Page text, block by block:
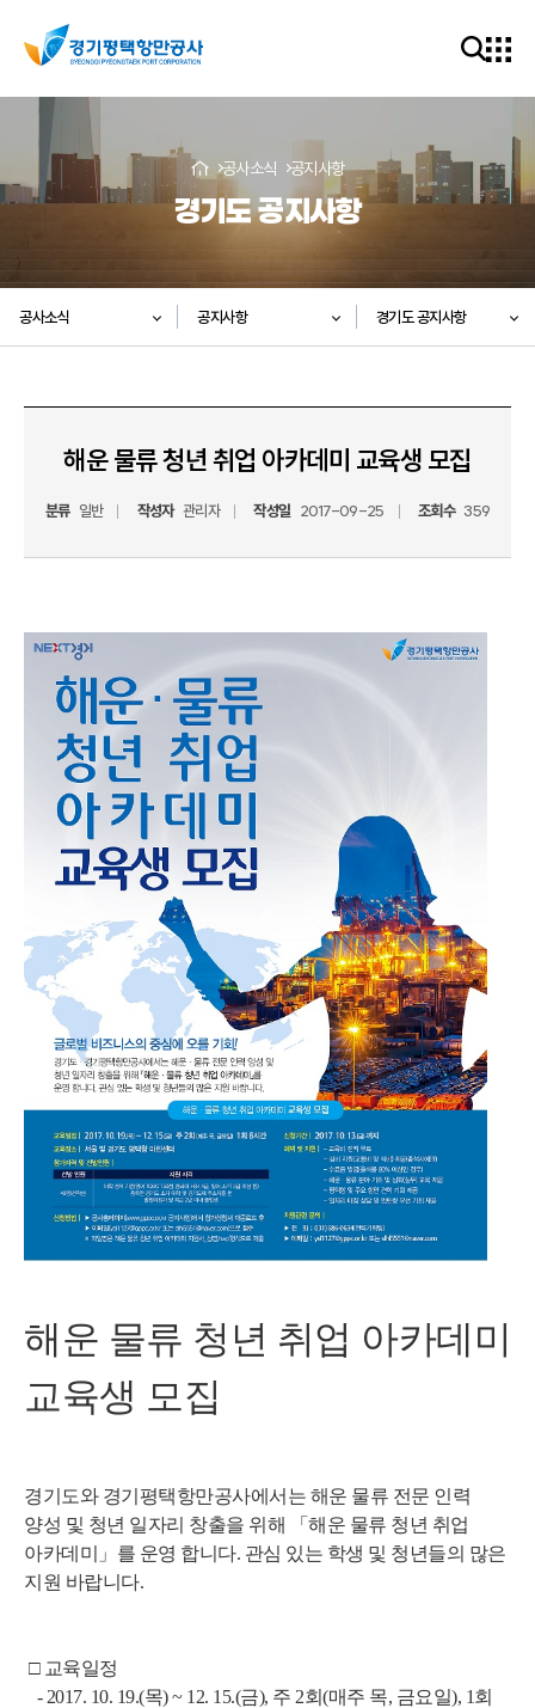
공사소식 공지사항
경기도 공지사항
공사소식 공지사항 경기도 공지사항
해운 물류 청년 취업 아카데미 교육생 모집
분류 일반 작성자 관리자 작성일 2017-09-25 조회수 359
해운 물류 청년 취업 아카데미
교육생 모집
경기도와 경기평택항만공사에서는 해운 물류 전문 인력
양성 및 청년 일자리 창출을 위해 「해운 물류 청년 취업
아카데미」를 운영 합니다. 관심 있는 학생 및 청년들의 많은
지원 바랍니다.
□ 교육일정
- 2017. 10. 19.(목) ~ 12. 15.(금), 주 2회(매주 목, 금요일), 1회